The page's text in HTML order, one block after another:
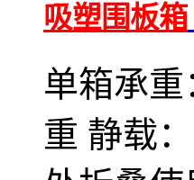
吸塑围板箱
单箱承
重 静载